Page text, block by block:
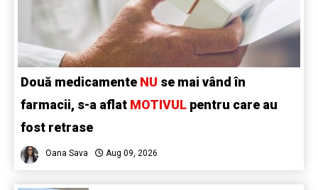
Două medicamente NU se mai vând în
farmacii, s-a aflat MOTIVUL pentru care au
fost retrase
Oana Sava Aug 09, 2026